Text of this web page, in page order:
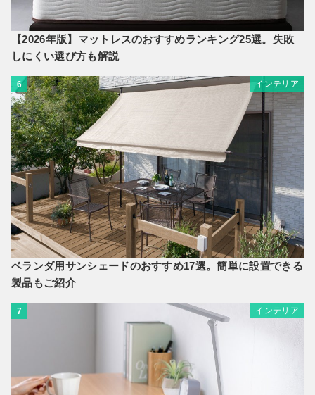
【2026年版】マットレスのおすすめランキング25選。失敗
しにくい選び方も解説
6 インテリア
ベランダ用サンシェードのおすすめ17選。簡単に設置できる
製品もご紹介
7 インテリア